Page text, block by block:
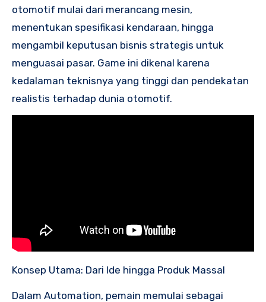
otomotif mulai dari merancang mesin,
menentukan spesifikasi kendaraan, hingga
mengambil keputusan bisnis strategis untuk
menguasai pasar. Game ini dikenal karena
kedalaman teknisnya yang tinggi dan pendekatan
realistis terhadap dunia otomotif.
Konsep Utama: Dari Ide hingga Produk Massal
Dalam Automation, pemain memulai sebagai